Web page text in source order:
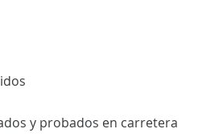
y probados en carretera